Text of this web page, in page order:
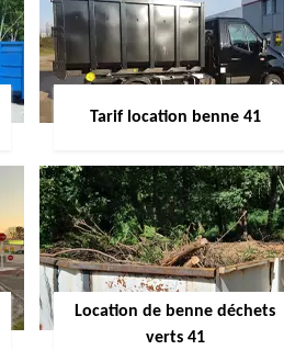
Tarif location benne 41
Location de benne déchets
verts 41